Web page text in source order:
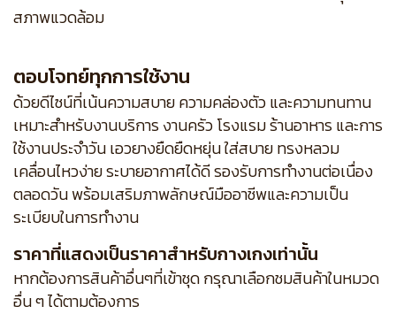
สภาพแวดล้อม
ตอบโจทย์ทุกการใช้งาน
ด้วยดีไซน์ที่เน้นความสบาย ความคล่องตัว และความทนทาน
เหมาะสำหรับงานบริการ งานครัว โรงแรม ร้านอาหาร และการ
ใช้งานประจำวัน เอวยางยืดยืดหยุ่น ใส่สบาย ทรงหลวม
เคลื่อนไหวง่าย ระบายอากาศได้ดี รองรับการทำงานต่อเนื่อง
ตลอดวัน พร้อมเสริมภาพลักษณ์มืออาชีพและความเป็น
ระเบียบในการทำงาน
ราคาที่แสดงเป็นราคาสำหรับกางเกงเท่านั้น
หากต้องการสินค้าอื่นๆที่เข้าชุด กรุณาเลือกชมสินค้าในหมวด
อื่น ๆ ได้ตามต้องการ